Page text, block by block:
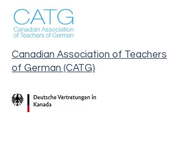
Canadian Association of Teachers
of German (CATG)